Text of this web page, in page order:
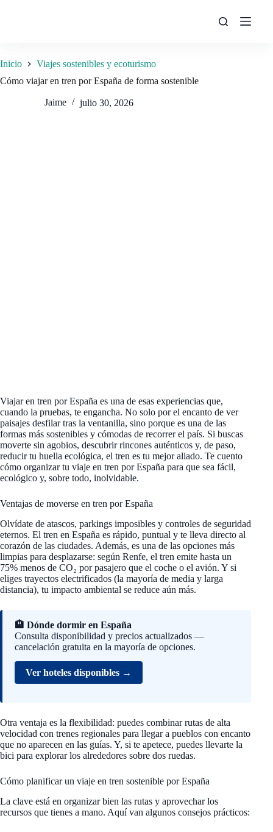
Inicio
Viajes sostenibles y ecoturismo
Cómo viajar en tren por España de forma sostenible
Jaime julio 30, 2026
Viajar en tren por España es una de esas experiencias que,
cuando la pruebas, te engancha. No solo por el encanto de ver
paisajes desfilar tras la ventanilla, sino porque es una de las
formas más sostenibles y cómodas de recorrer el país. Si buscas
moverte sin agobios, descubrir rincones auténticos y, de paso,
reducir tu huella ecológica, el tren es tu mejor aliado. Te cuento
cómo organizar tu viaje en tren por España para que sea fácil,
ecológico y, sobre todo, inolvidable.
Ventajas de moverse en tren por España
Olvídate de atascos, parkings imposibles y controles de seguridad
eternos. El tren en España es rápido, puntual y te lleva directo al
corazón de las ciudades. Además, es una de las opciones más
limpias para desplazarse: según Renfe, el tren emite hasta un
75% menos de CO₂ por pasajero que el coche o el avión. Y si
eliges trayectos electrificados (la mayoría de media y larga
distancia), tu impacto ambiental se reduce aún más.
🏨 Dónde dormir en España
Consulta disponibilidad y precios actualizados —
cancelación gratuita en la mayoría de opciones.
Ver hoteles disponibles →
Otra ventaja es la flexibilidad: puedes combinar rutas de alta
velocidad con trenes regionales para llegar a pueblos con encanto
que no aparecen en las guías. Y, si te apetece, puedes llevarte la
bici para explorar los alrededores sobre dos ruedas.
Cómo planificar un viaje en tren sostenible por España
La clave está en organizar bien las rutas y aprovechar los
recursos que tienes a mano. Aquí van algunos consejos prácticos: